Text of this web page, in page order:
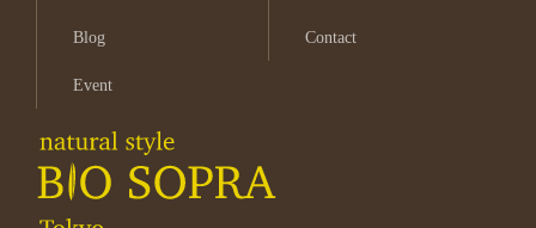
Blog
Event
Contact